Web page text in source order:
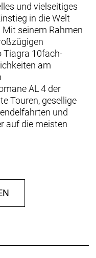
und vielseitiges
in die Welt
seinem Rahmen
Tiagra 10fach-
am
AL 4 der
Touren, gesellige
und
auf die meisten
dein Budget nicht
auf Straßen
auch